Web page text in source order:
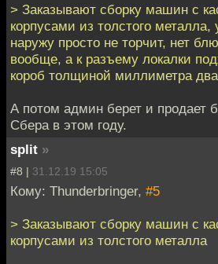
> Заказывают сборку машин с
корпусами из толстого металла,
наружу просто не торчит, нет
вообще, а к разъему локалки
короб толщиной миллиметра два
А потом админ берет и продает
Сбера в этом году.
split »
#8 | 31.12.19 15:05
Кому: Thunderbringer, #5
> Заказывают сборку машин с
корпусами из толстого металла